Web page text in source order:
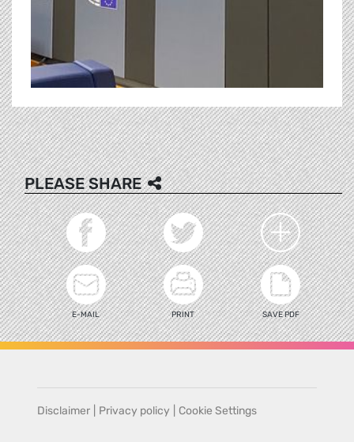
PLEASE SHARE
E-MAIL PRINT SAVE PDF
Disclaimer Privacy policy Cookie Settings